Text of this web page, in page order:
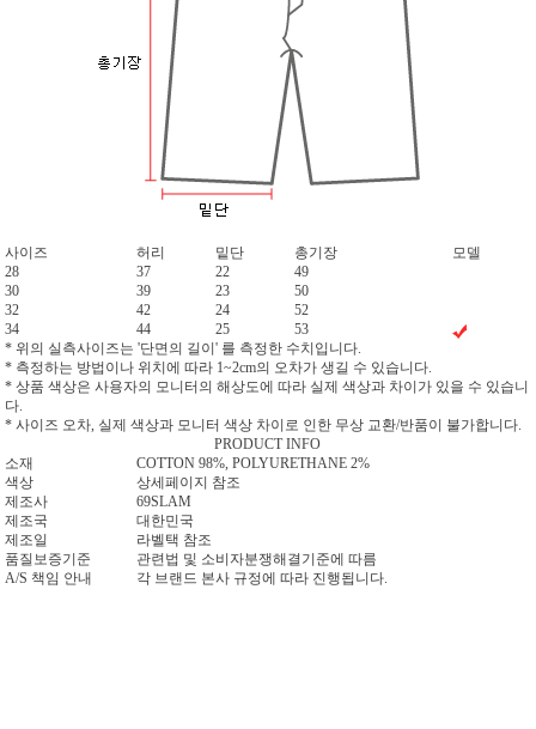
사이즈 허리 밑단 총기장
모델
28
37 22
49
30
39 23
50
32
42 24
52
34
44 25
53
* 위의 실측사이즈는 '단면의 길이' 를 측정한 수치입니다.
* 측정하는 방법이나 위치에 따라 1~2cm의 오차가 생길 수 있습니다.
* 상품 색상은 사용자의 모니터의 해상도에 따라 실제 색상과 차이가 있을 수 있습니
다.
* 사이즈 오차, 실제 색상과 모니터 색상 차이로 인한 무상 교환/반품이 불가합니다.
PRODUCT INFO
소재
COTTON 98%, POLYURETHANE 2%
색상
상세페이지 참조
제조사
69SLAM
제조국
대한민국
제조일
라벨택 참조
품질보증기준
관련법 및 소비자분쟁해결기준에 따름
A/S 책임 안내
각 브랜드 본사 규정에 따라 진행됩니다.